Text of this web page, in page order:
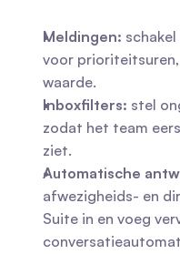
Meldingen:
voor
waarde.
Inboxfilters: stel
zodat het team
ziet.
Automatische
afwezigheids- en
Suite in en voeg